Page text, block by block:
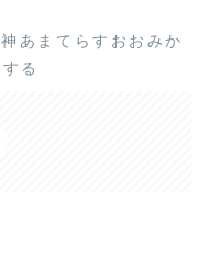
まてらすおおみか
る